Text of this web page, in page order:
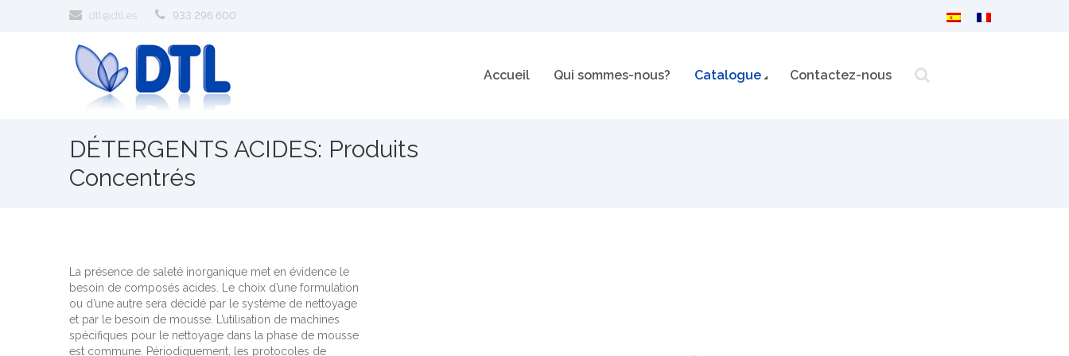
dtl@dtl.es 933 296 600
Accueil Qui sommes-nous? Catalogue Contactez-nous
DÉTERGENTS ACIDES: Produits
Concentrés
La présence de saleté inorganique met en évidence le
besoin de composés acides. Le choix d’une formulation
ou d’une autre sera décidé par le système de nettoyage
et par le besoin de mousse. L’utilisation de machines
spécifiques pour le nettoyage dans la phase de mousse
est commune. Périodiquement, les protocoles de